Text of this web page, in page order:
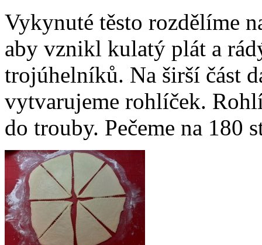
Vykynuté těsto rozdělíme
aby vznikl kulatý plát a
trojúhelníků. Na širší část
vytvarujeme rohlíček.
do trouby. Pečeme na 180